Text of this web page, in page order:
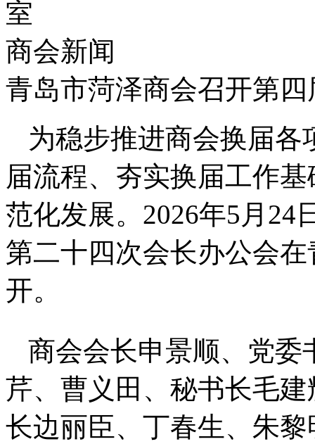
室
商会新闻
青岛市菏泽商会召开第
为稳步推进商会换届
届流程、夯实换届工作
范化发展。2026年5月24
第二十四次会长办公会
开。
商会会长申景顺、党委
芹、曹义田、秘书长毛
长边丽臣、丁春生、朱